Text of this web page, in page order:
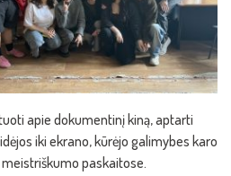
apie dokumentinį kiną, aptarti
iki ekrano, kūrėjo galimybes karo
paskaitose.